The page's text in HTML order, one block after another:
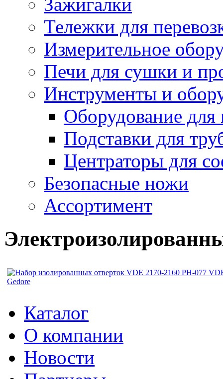
Зажигалки
Тележки для
Измерительное
Печи для сушки и
Инструменты и
Оборудование
Подставки для
Центраторы для
Безопасные ножи
Ассортимент
Каталог
O компании
Новости